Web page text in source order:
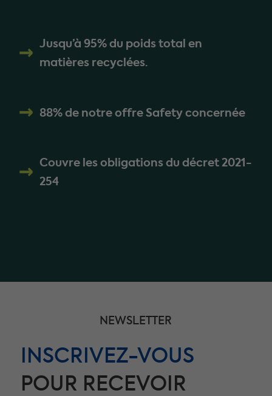
Jusqu’à 95% du poids total en
matières recyclées.
88% de notre offre Safety concernée
Couvre les obligations du décret 2021-
254
NEWSLETTER
INSCRIVEZ-VOUS
POUR RECEVOIR